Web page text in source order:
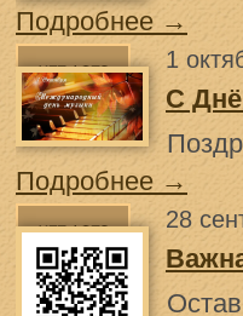
Подробнее →
1
С
Подробнее →
28